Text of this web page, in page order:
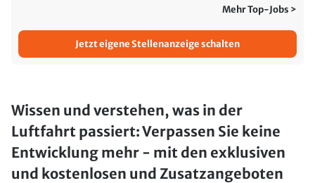
Mehr Top-Jobs >
Jetzt eigene Stellenanzeige schalten
Wissen und verstehen, was in der
Luftfahrt passiert: Verpassen Sie keine
Entwicklung mehr - mit den exklusiven
und kostenlosen und Zusatzangeboten